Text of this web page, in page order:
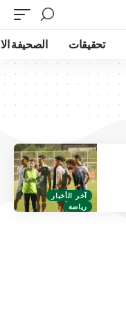
تحقيقات الصحيفة
آخر الأخبار
رياضة